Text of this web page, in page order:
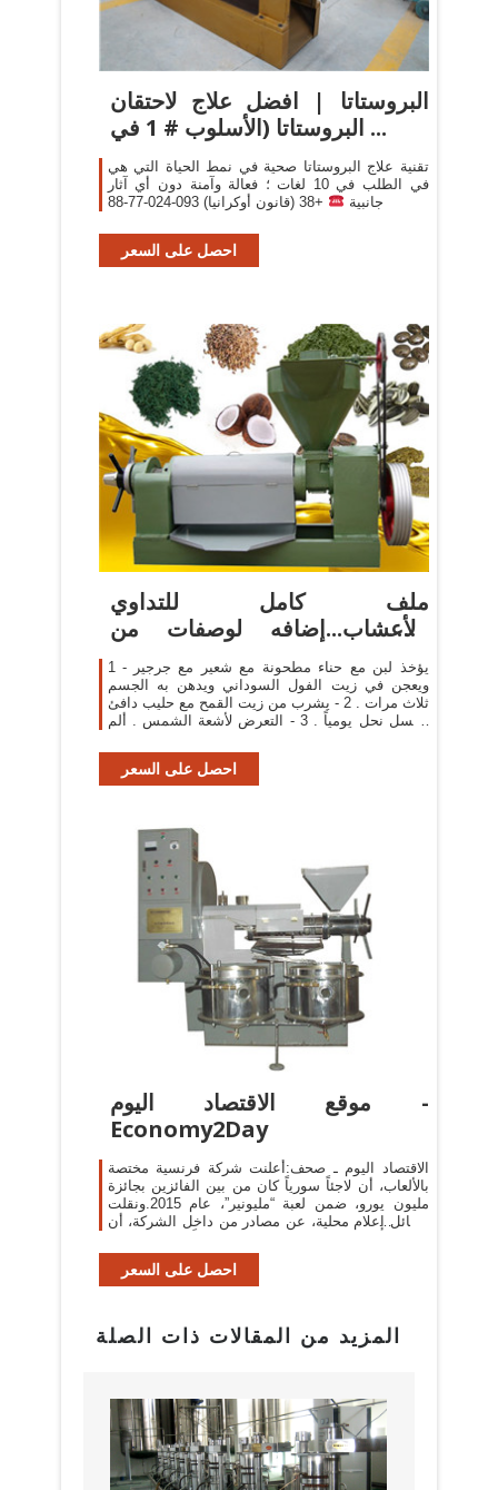
البروستاتا | افضل علاج لاحتقان
البروستاتا (الأسلوب # 1 في ...
تقنية علاج البروستاتا صحية في نمط الحياة التي هي
في الطلب في 10 لغات ؛ فعالة وآمنة دون أي آثار
جانبية
+38 (قانون أوكرانيا) 093-024-77-88
احصل على السعر
ملف كامل للتداوي
بالأعشاب...إضافه لوصفات من
1 - يؤخذ لبن مع حناء مطحونة مع شعير مع جرجير
ويعجن في زيت الفول السوداني ويدهن به الجسم
ثلاث مرات . 2 - يشرب من زيت القمح مع حليب دافئ
وعسل نحل يومياً . 3 - التعرض لأشعة الشمس . ألم
احصل على السعر
موقع الاقتصاد اليوم -
Economy2Day
الاقتصاد اليوم ـ صحف:أعلنت شركة فرنسية مختصة
بالألعاب، أن لاجئاً سورياً كان من بين الفائزين بجائزة
مليون يورو، ضمن لعبة “مليونير”، عام 2015.ونقلت
وسائل إعلام محلية، عن مصادر من داخل الشركة، أن
احصل على السعر
المزيد من المقالات ذات الصلة